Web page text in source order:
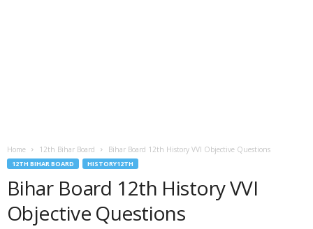
Home 12th Bihar Board Bihar Board 12th History VVI Objective Questions
12TH BIHAR BOARD HISTORY12TH
Bihar Board 12th History VVI
Objective Questions